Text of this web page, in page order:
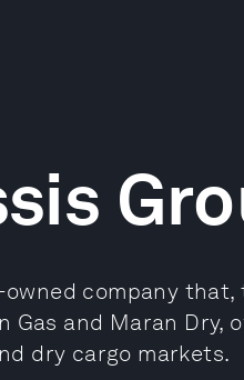
company
Gas and Maran Dry,
dry cargo markets.